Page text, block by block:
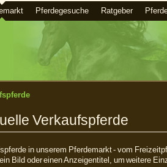
Pferdegesuche Ratgeber
Verkaufspferde
in unserem Pferdemarkt - vom
Bild oder einen Anzeigentitel, um weitere